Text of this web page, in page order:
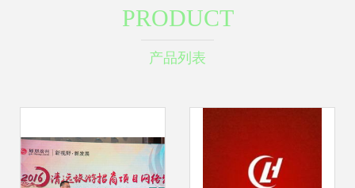
PRODUCT
产品列表